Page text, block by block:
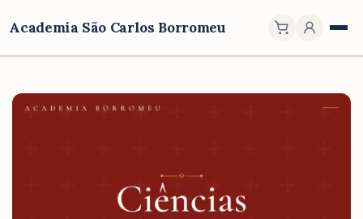
Academia São Carlos Borromeu